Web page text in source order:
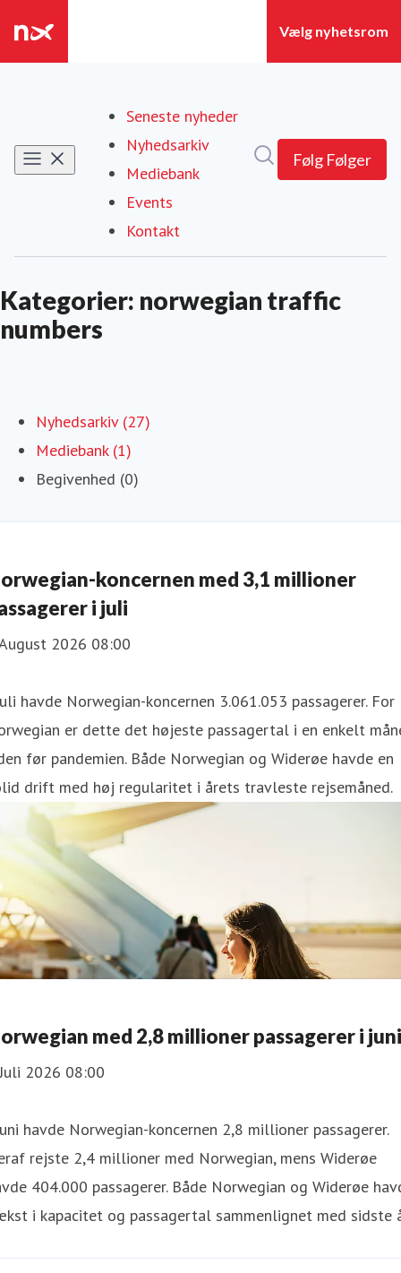
Seneste nyheder
Nyhedsarkiv
Mediebank
Events
Kontakt
Følg Følger
Kategorier: norwegian traffic
numbers
Nyhedsarkiv (27)
Mediebank (1)
Begivenhed (0)
koncernen med 3,1 millioner
i juli
2026 08:00
havde Norwegian-koncernen 3.061.053 passagerer. For
er dette det højeste passagertal i en enkelt
før pandemien. Både Norwegian og Widerøe havde en
drift med høj regularitet i årets travleste rejsemåned.
med 2,8 millioner passagerer i juni
2026 08:00
havde Norwegian-koncernen 2,8 millioner passagerer.
rejste 2,4 millioner med Norwegian, mens Widerøe
404.000 passagerer. Både Norwegian og Widerøe
i kapacitet og passagertal sammenlignet med sidste